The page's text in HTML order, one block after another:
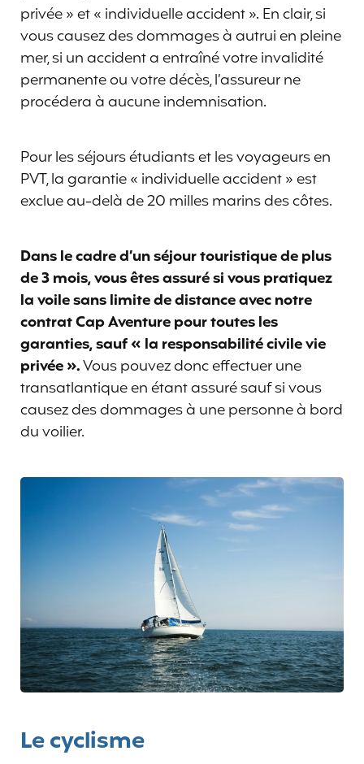
privée » et « individuelle accident ». En clair, si
vous causez des dommages à autrui en pleine
mer, si un accident a entraîné votre invalidité
permanente ou votre décès, l’assureur ne
procédera à aucune indemnisation.
Pour les séjours étudiants et les voyageurs en
PVT, la garantie « individuelle accident » est
exclue au-delà de 20 milles marins des côtes.
Dans le cadre d’un séjour touristique de plus
de 3 mois, vous êtes assuré si vous pratiquez
la voile sans limite de distance avec notre
contrat Cap Aventure pour toutes les
garanties, sauf « la responsabilité civile vie
privée ».Vous pouvez donc effectuer une
transatlantique en étant assuré sauf si vous
causez des dommages à une personne à bord
du voilier.
Le cyclisme